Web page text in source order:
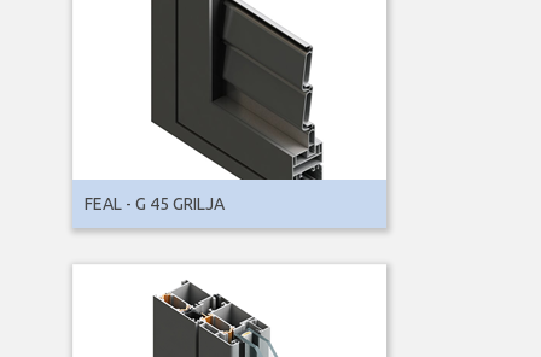
FEAL - G 45 GRILJA